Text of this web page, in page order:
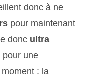
donc à ne
pour maintenant
donc ultra
pour une
: la